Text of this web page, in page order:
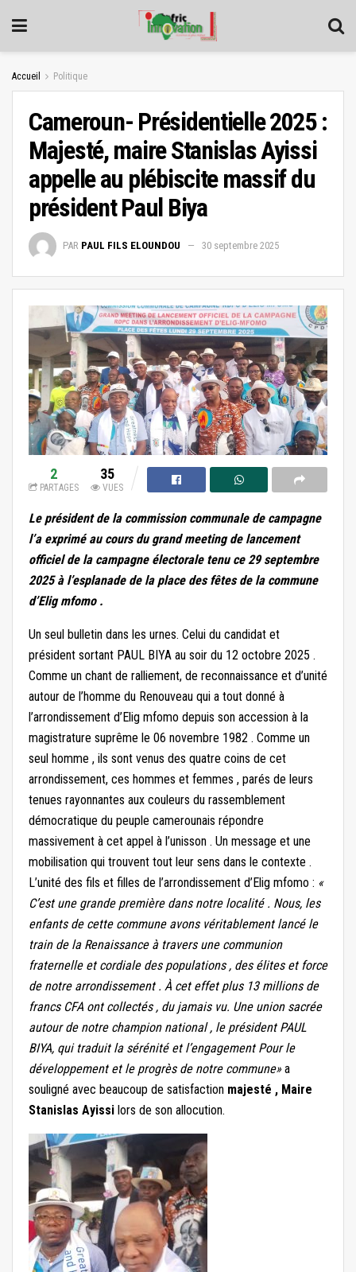
Accueil Politique
Cameroun- Présidentielle 2025 :
Majesté, maire Stanislas Ayissi
appelle au plébiscite massif du
président Paul Biya
PAR PAUL FILS ELOUNDOU 30 septembre 2025
2
PARTAGES
35
VUES
Le président de la commission communale de campagne
l’a exprimé au cours du grand meeting de lancement
officiel de la campagne électorale tenu ce 29 septembre
2025 à l’esplanade de la place des fêtes de la commune
d’Elig mfomo .
Un seul bulletin dans les urnes. Celui du candidat et
président sortant PAUL BIYA au soir du 12 octobre 2025 .
Comme un chant de ralliement, de reconnaissance et d’unité
autour de l’homme du Renouveau qui a tout donné à
l’arrondissement d’Elig mfomo depuis son accession à la
magistrature suprême le 06 novembre 1982 . Comme un
seul homme , ils sont venus des quatre coins de cet
arrondissement, ces hommes et femmes , parés de leurs
tenues rayonnantes aux couleurs du rassemblement
démocratique du peuple camerounais répondre
massivement à cet appel à l’unisson . Un message et une
mobilisation qui trouvent tout leur sens dans le contexte .
L’unité des fils et filles de l’arrondissement d’Elig mfomo : «
C’est une grande première dans notre localité . Nous, les
enfants de cette commune avons véritablement lancé le
train de la Renaissance à travers une communion
fraternelle et cordiale des populations , des élites et force
de notre arrondissement . À cet effet plus 13 millions de
francs CFA ont collectés , du jamais vu. Une union sacrée
autour de notre champion national , le président PAUL
BIYA, qui traduit la sérénité et l’engagement Pour le
développement et le progrès de notre commune»a
souligné avec beaucoup de satisfaction majesté , Maire
Stanislas Ayissi lors de son allocution.